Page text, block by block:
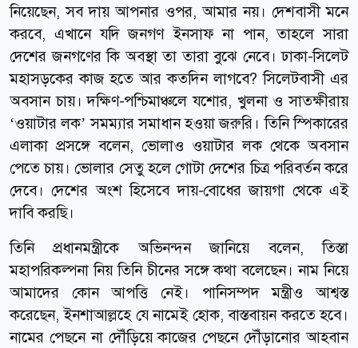
নিয়েছেন, সব দায় আপনার ওপর, আমার নয়। দেশবাসী মনে
করবে, এখানে যদি জনগণ ইনসাফ না পান, তাহলে সারা
দেশের জনগণের কি অবস্থা তা তারা বুঝে নেবে। ঢাকা-সিলেট
মহাসড়কের কাজ হতে আর কতদিন লাগবে? সিলেটবাসী এর
অবসান চায়। দক্ষিণ-পশ্চিমাঞ্চলে যশোর, খুলনা ও সাতক্ষীরায়
‘ওয়াটার লক’ সমম্যার সমাধান হওয়া জরুরি। তিনি স্পিকারের
এলাকা প্রসঙ্গে বলেন, ভোলাও ওয়াটার লক থেকে অবসান
পেতে চায়। ভোলার সেতু হলে গোটা দেশের চিত্র পরিবর্তন করে
দেবে। দেশের অংশ হিসেবে দায়-বোধের জায়গা থেকে এই
দাবি করছি।
তিনি প্রধানমন্ত্রীকে অভিনন্দন জানিয়ে বলেন, তিস্তা
মহাপরিকল্পনা নিয় তিনি চীনের সঙ্গে কথা বলেছেন। নাম নিয়ে
আমাদের কোন আপত্তি নেই। পানিসম্পদ মন্ত্রীও আশ্বস্ত
করেছেন, ইনশাআল্লহে যে নামেই হোক, বাস্তবায়ন করতে হবে।
নামের পেছনে না দৌঁড়িয়ে কাজের পেছনে দৌঁড়ানোর আহবান